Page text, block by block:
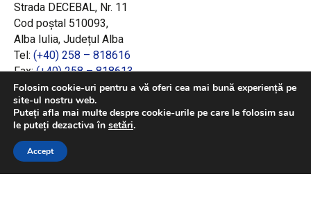
Strada DECEBAL, Nr. 11
Cod poștal 510093,
Alba Iulia, Județul Alba
Tel: (+40) 258 – 818616
Fax:(+40) 258 – 818613
Email:office@adrcentru.ro
LINK-URI RAPIDE
Consiliul European
Jurnalul Oficial al Uniunii Europene
Folosim cookie-uri pentru a vă oferi cea mai bună experiență pe
site-ul nostru web.
Puteți afla mai multe despre cookie-urile pe care le folosim sau
le puteți dezactiva în setări.
Accept